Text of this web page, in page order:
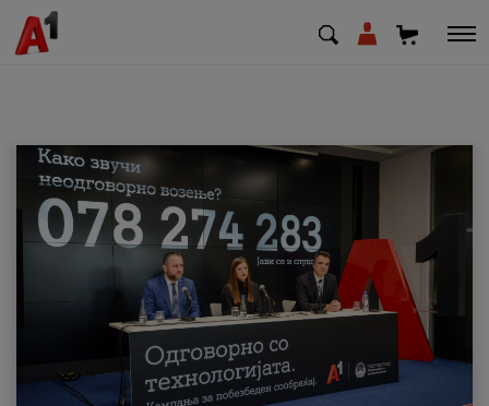
МК EN SQ
Деловни
Поддршка